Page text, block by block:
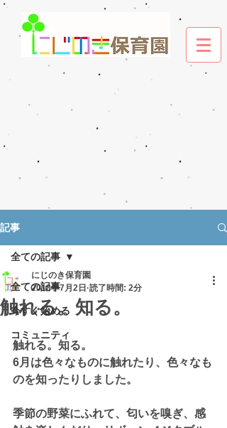
記事
全ての記事
今すぐ始める
コミュニティ
全ての記事
触れる。知る。
にじのき保育園
2018年7月2日 読了時間: 2分
触れる。知る。
6月は色々なものに触れたり、色々なも
のを知ったりしました。
季節の野菜にふれて、匂いを嗅ぎ、感